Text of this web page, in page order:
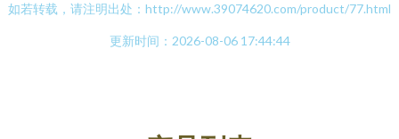
如若转载，请注明出处：http://www.39074620.com/product/77.html
更新时间：2026-08-06 17:44:44